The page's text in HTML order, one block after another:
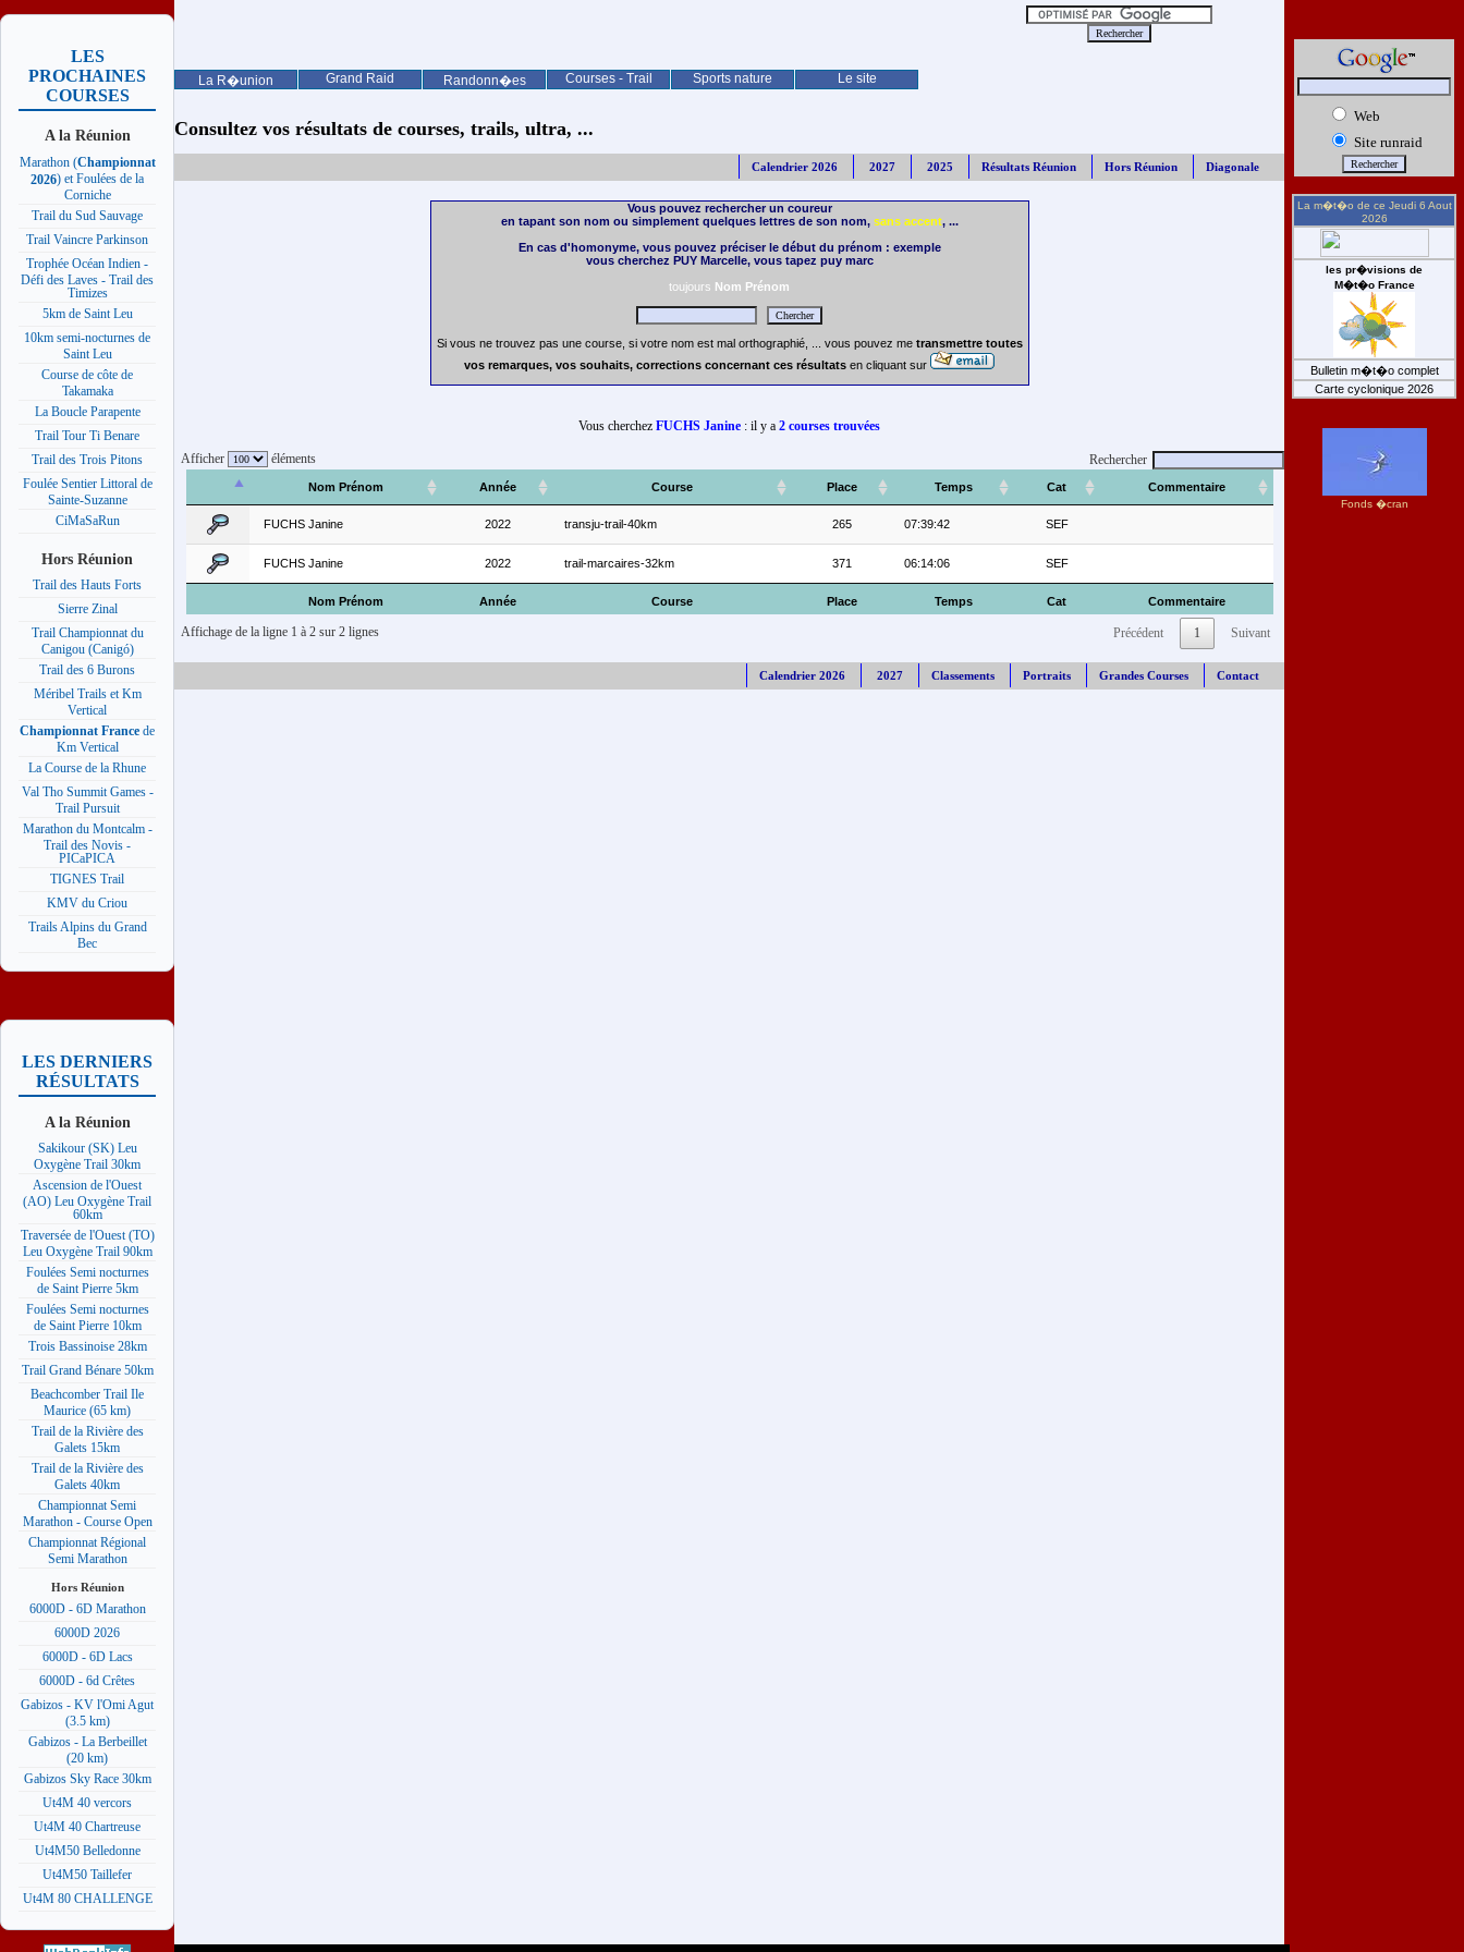
La R�union Grand Raid Randonn�es Courses - Trail Sports nature Le site
LES
PROCHAINES
COURSES
A la Réunion
Marathon (Championnat
2026) et Foulées de la
Corniche
Trail du Sud Sauvage
Trail Vaincre Parkinson
Trophée Océan Indien -
Défi des Laves - Trail des
Timizes
5km de Saint Leu
10km semi-nocturnes de
Saint Leu
Course de côte de
Takamaka
La Boucle Parapente
Trail Tour Ti Benare
Trail des Trois Pitons
Foulée Sentier Littoral de
Sainte-Suzanne
CiMaSaRun
Hors Réunion
Trail des Hauts Forts
Sierre Zinal
Trail Championnat du
Canigou (Canigó)
Trail des 6 Burons
Méribel Trails et Km
Vertical
Championnat France de
Km Vertical
La Course de la Rhune
Val Tho Summit Games -
Trail Pursuit
Marathon du Montcalm -
Trail des Novis -
PICaPICA
TIGNES Trail
KMV du Criou
Trails Alpins du Grand
Bec
LES DERNIERS
RÉSULTATS
A la Réunion
Sakikour (SK) Leu
Oxygène Trail 30km
Ascension de l'Ouest
(AO) Leu Oxygène Trail
60km
Traversée de l'Ouest (TO)
Leu Oxygène Trail 90km
Foulées Semi nocturnes
de Saint Pierre 5km
Foulées Semi nocturnes
de Saint Pierre 10km
Trois Bassinoise 28km
Trail Grand Bénare 50km
Beachcomber Trail Ile
Maurice (65 km)
Trail de la Rivière des
Galets 15km
Trail de la Rivière des
Galets 40km
Championnat Semi
Marathon - Course Open
Championnat Régional
Semi Marathon
Hors Réunion
6000D - 6D Marathon
6000D 2026
6000D - 6D Lacs
6000D - 6d Crêtes
Gabizos - KV l'Omi Agut
(3.5 km)
Gabizos - La Berbeillet
(20 km)
Gabizos Sky Race 30km
Ut4M 40 vercors
Ut4M 40 Chartreuse
Ut4M50 Belledonne
Ut4M50 Taillefer
Ut4M 80 CHALLENGE
Consultez vos résultats de courses, trails, ultra, ...
Calendrier 2026 2027 2025 Résultats Réunion Hors Réunion Diagonale
Vous pouvez rechercher un coureur
en tapant son nom ou simplement quelques lettres de son nom, sans accent, ...
En cas d'homonyme, vous pouvez préciser le début du prénom : exemple
vous cherchez PUY Marcelle, vous tapez puy marc
toujours Nom Prénom
Si vous ne trouvez pas une course, si votre nom est mal orthographié, ... vous pouvez me transmettre toutes
vos remarques, vos souhaits, corrections concernant ces résultats en cliquant sur
Vous cherchez FUCHS Janine : il y a 2 courses trouvées
Afficher éléments Rechercher
Nom Prénom Année Course Place Temps Cat Commentaire
Nom Prénom Année Course Place Temps Cat Commentaire
FUCHS Janine 2022 transju-trail-40km 265 07:39:42 SEF
FUCHS Janine 2022 trail-marcaires-32km 371 06:14:06 SEF
Affichage de la ligne 1 à 2 sur 2 lignes Précédent 1 Suivant
Calendrier 2026 2027 Classements Portraits Grandes Courses Contact
Web
Site runraid
La m�t�o de ce Jeudi 6 Aout
2026
les pr�visions de
M�t�o France
Bulletin m�t�o complet
Carte cyclonique 2026
Fonds �cran